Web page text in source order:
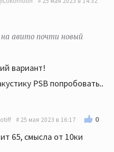
авито почти новый
вариант!
PSB попробовать..
25 мая 2023 в 16:17 0
65, смысла от 10ки